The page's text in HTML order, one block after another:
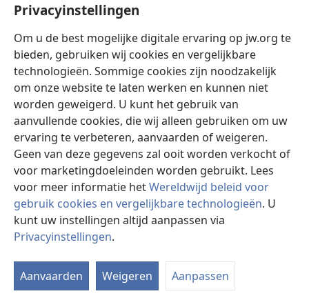
Privacyinstellingen
Om u de best mogelijke digitale ervaring op jw.org te
bieden, gebruiken wij cookies en vergelijkbare
technologieën. Sommige cookies zijn noodzakelijk
om onze website te laten werken en kunnen niet
worden geweigerd. U kunt het gebruik van
aanvullende cookies, die wij alleen gebruiken om uw
ervaring te verbeteren, aanvaarden of weigeren.
Geen van deze gegevens zal ooit worden verkocht of
voor marketingdoeleinden worden gebruikt. Lees
voor meer informatie hetWereldwijd beleid voor
gebruik cookies en vergelijkbare technologieën. U
kunt uw instellingen altijd aanpassen via
Privacyinstellingen.
Aanvaarden Weigeren Aanpassen
(opent
nieuw
venster)Watchtower ONLINE LIBRARY™
(opent
nieuw
venster)JW Hub ®
(opent
nieuw
venster)
®
Watchtower Library
Copyright © 2026 Watch Tower Bible and Tract Society of Pennsylvania.
GEBRUIKSVOORWAARDEN